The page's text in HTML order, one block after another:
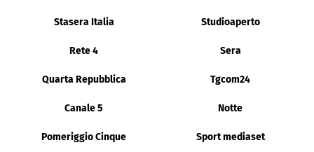
Stasera Italia Studioaperto
Rete 4 Sera
Quarta Repubblica Tgcom24
Canale 5 Notte
Pomeriggio Cinque Sport mediaset